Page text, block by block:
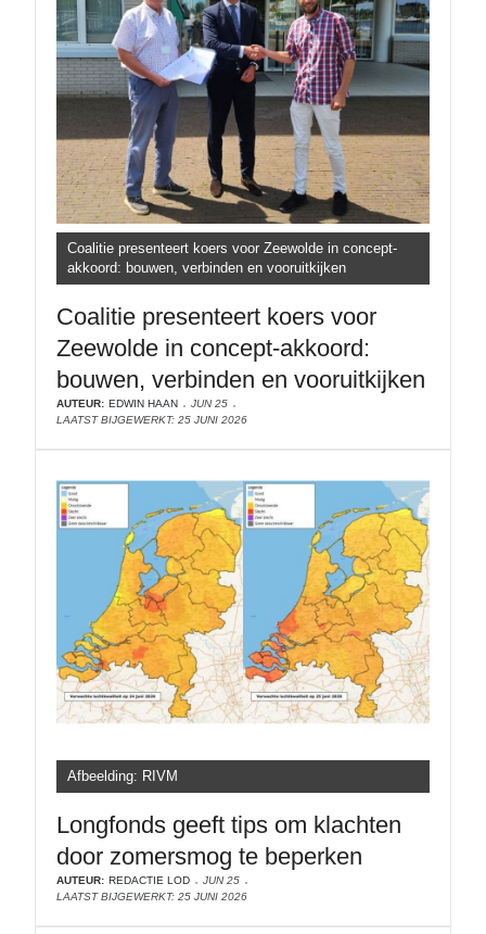
Coalitie presenteert koers voor Zeewolde in concept-
akkoord: bouwen, verbinden en vooruitkijken
Coalitie presenteert koers voor
Zeewolde in concept-akkoord:
bouwen, verbinden en vooruitkijken
AUTEUR: EDWIN HAAN
JUN 25
LAATST BIJGEWERKT: 25 JUNI 2026
Afbeelding: RIVM
Longfonds geeft tips om klachten
door zomersmog te beperken
AUTEUR: REDACTIE LOD
JUN 25
LAATST BIJGEWERKT: 25 JUNI 2026